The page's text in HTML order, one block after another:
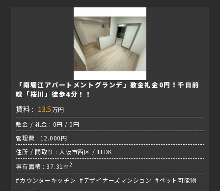
「南堀江アパートメントグランデ」敷金礼金0円！千日前
線「桜川」徒歩4分！！
賃料 : 13.5 万円
敷金 / 礼金 : 0円 / 0円
管理費 : 12.000円
住所 / 間取り : 大阪市西区 / 1LDK
専有面積 : 37.31m2
#カウンターキッチン #デザイナーズマンション #ペット可能物